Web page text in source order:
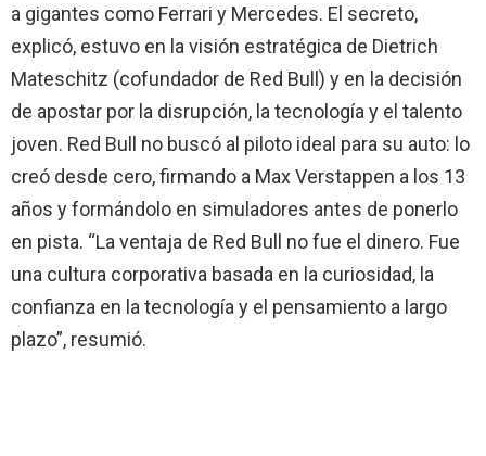
a gigantes como Ferrari y Mercedes. El secreto,
explicó, estuvo en la visión estratégica de Dietrich
Mateschitz (cofundador de Red Bull) y en la decisión
de apostar por la disrupción, la tecnología y el talento
joven. Red Bull no buscó al piloto ideal para su auto: lo
creó desde cero, firmando a Max Verstappen a los 13
años y formándolo en simuladores antes de ponerlo
en pista. “La ventaja de Red Bull no fue el dinero. Fue
una cultura corporativa basada en la curiosidad, la
confianza en la tecnología y el pensamiento a largo
plazo”, resumió.